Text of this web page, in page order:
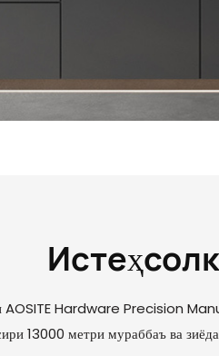
Hardware Precision
13000 метри мураббаъ ва